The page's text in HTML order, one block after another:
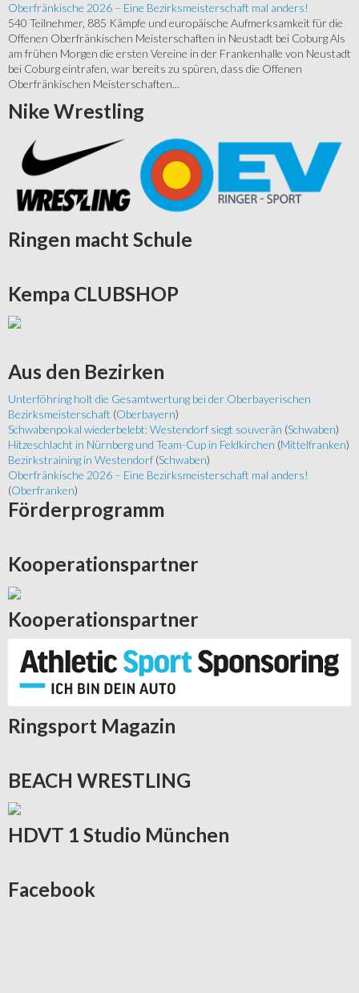
Oberfränkische 2026 – Eine Bezirksmeisterschaft mal anders!
540 Teilnehmer, 885 Kämpfe und europäische Aufmerksamkeit für die
Offenen Oberfränkischen Meisterschaften in Neustadt bei Coburg Als
am frühen Morgen die ersten Vereine in der Frankenhalle von Neustadt
bei Coburg eintrafen, war bereits zu spüren, dass die Offenen
Oberfränkischen Meisterschaften...
Nike Wrestling
Ringen macht Schule
Kempa CLUBSHOP
Aus den Bezirken
Unterföhring holt die Gesamtwertung bei der Oberbayerischen
Bezirksmeisterschaft (Oberbayern)
Schwabenpokal wiederbelebt: Westendorf siegt souverän (Schwaben)
Hitzeschlacht in Nürnberg und Team-Cup in Feldkirchen (Mittelfranken)
Bezirkstraining in Westendorf (Schwaben)
Oberfränkische 2026 – Eine Bezirksmeisterschaft mal anders!
(Oberfranken)
Förderprogramm
Kooperationspartner
Kooperationspartner
Ringsport Magazin
BEACH WRESTLING
HDVT 1 Studio München
Facebook